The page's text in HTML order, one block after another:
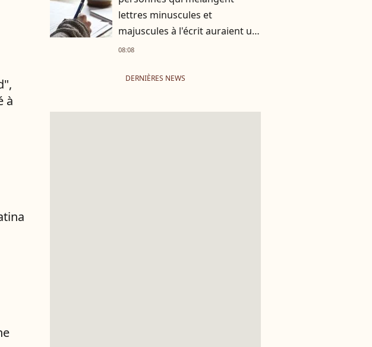
à
lettres minuscules et
majuscules à l'écrit auraient un
besoin de se différencier
08:08
DERNIÈRES NEWS